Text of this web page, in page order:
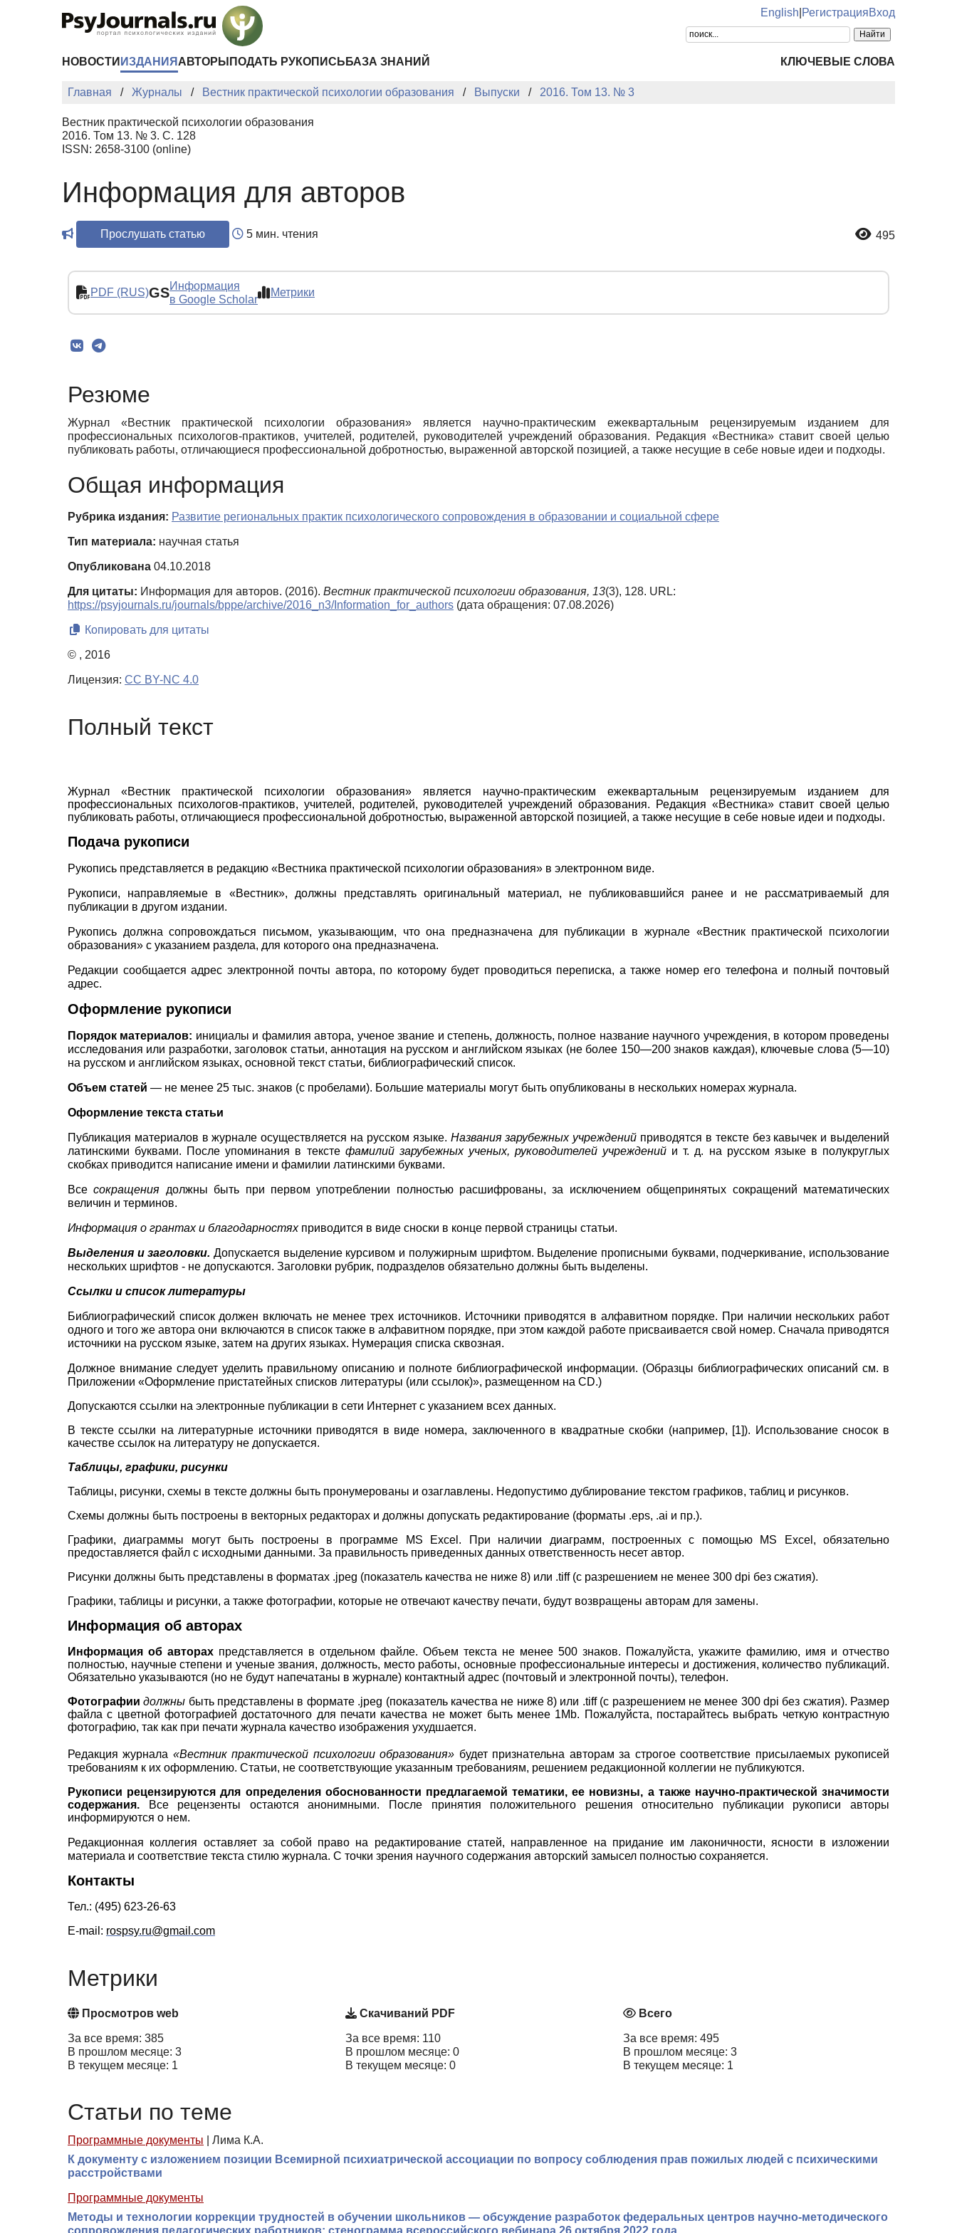
English РегистрацияВход
НОВОСТИ ИЗДАНИЯ АВТОРЫ ПОДАТЬ РУКОПИСЬ БАЗА ЗНАНИЙ КЛЮЧЕВЫЕ СЛОВА
Главная Журналы Вестник практической психологии образования Выпуски 2016. Том 13. № 3
Вестник практической психологии образования
2016. Том 13. № 3. С. 128
ISSN: 2658-3100 (online)
Информация для авторов
Прослушать статью 5 мин. чтения 495
PDF (RUS)GSИнформация
в Google Scholar
Метрики
Резюме
Журнал «Вестник практической психологии образования» является научно-практическим ежеквартальным рецензируемым изданием для
профессиональных психологов-практиков, учителей, родителей, руководителей учреждений образования. Редакция «Вестника» ставит своей целью
публиковать работы, отличающиеся профессиональной добротностью, выраженной авторской позицией, а также несущие в себе новые идеи и подходы.
Общая информация
Рубрика издания: Развитие региональных практик психологического сопровождения в образовании и социальной сфере
Тип материала: научная статья
Опубликована 04.10.2018
Для цитаты: Информация для авторов. (2016). Вестник практической психологии образования, 13(3), 128. URL:
https://psyjournals.ru/journals/bppe/archive/2016_n3/Information_for_authors (дата обращения: 07.08.2026)
Копировать для цитаты
© , 2016
Лицензия: CC BY-NC 4.0
Полный текст
Журнал «Вестник практической психологии образования» является научно-практическим ежеквартальным рецензируемым изданием для
профессиональных психологов-практиков, учителей, родителей, руководителей учреждений образования. Редакция «Вестника» ставит своей целью
публиковать работы, отличающиеся профессиональной добротностью, выраженной авторской позицией, а также несущие в себе новые идеи и подходы.
Подача рукописи
Рукопись представляется в редакцию «Вестника практической психологии образования» в электронном виде.
Рукописи, направляемые в «Вестник», должны представлять оригинальный материал, не публиковавшийся ранее и не рассматриваемый для
публикации в другом издании.
Рукопись должна сопровождаться письмом, указывающим, что она предназначена для публикации в журнале «Вестник практической психологии
образования» с указанием раздела, для которого она предназначена.
Редакции сообщается адрес электронной почты автора, по которому будет проводиться переписка, а также номер его телефона и полный почтовый
адрес.
Оформление рукописи
Порядок материалов: инициалы и фамилия автора, ученое звание и степень, должность, полное название научного учреждения, в котором проведены
исследования или разработки, заголовок статьи, аннотация на русском и английском языках (не более 150—200знаков каждая), ключевые слова (5—10)
на русском и английском языках, основной текст статьи, библиографический список.
Объем статей — не менее 25 тыс. знаков (с пробелами). Большие материалы могут быть опубликованы в нескольких номерах журнала.
Оформление текста статьи
Публикация материалов в журнале осуществляется на русском языке. Названия зарубежных учреждений приводятся в тексте без кавычек и выделений
латинскими буквами. После упоминания в тексте фамилий зарубежных ученых, руководителей учреждений и т. д. на русском языке в полукруглых
скобках приводится написание имени и фамилии латинскими буквами.
Всесокращения должны быть при первом употреблении полностью расшифрованы, за исключением общепринятых сокращений математических
величин и терминов.
Информация о грантах и благодарностяхприводится в виде сноски в конце первой страницы статьи.
Выделения и заголовки. Допускается выделение курсивом и полужирным шрифтом. Выделение прописными буквами, подчеркивание, использование
нескольких шрифтов - не допускаются. Заголовки рубрик, подразделов обязательно должны быть выделены.
Ссылки и список литературы
Библиографический список должен включать не менее трех источников. Источники приводятся в алфавитном порядке. При наличии нескольких работ
одного и того же автора они включаются в список также в алфавитном порядке, при этом каждой работе присваивается свой номер. Сначала приводятся
источники на русском языке, затем на других языках. Нумерация списка сквозная.
Должное внимание следует уделить правильному описанию и полноте библиографической информации. (Образцы библиографических описаний см. в
Приложении «Оформление пристатейных списков литературы (или ссылок)», размещенном на CD.)
Допускаются ссылки на электронные публикации в сети Интернет с указанием всех данных.
В тексте ссылки на литературные источники приводятся в виде номера, заключенного в квадратные скобки (например, [1]). Использование сносок в
качестве ссылок на литературу не допускается.
Таблицы, графики, рисунки
Таблицы, рисунки, схемы в тексте должны быть пронумерованы и озаглавлены. Недопустимо дублирование текстом графиков, таблиц и рисунков.
Схемы должны быть построены в векторных редакторах и должны допускать редактирование (форматы .eps, .ai и пр.).
Графики, диаграммы могут быть построены в программе
MS Excel . При наличии диаграмм, построенных с помощью MS Excel,обязательно
предоставляется файл с исходными данными. За правильность приведенных данных ответственность несет автор.
Рисунки должны быть представлены в форматах .jpeg (показатель качества не ниже 8) или .tiff (с разрешением не менее 300 dpi без сжатия).
Графики, таблицы и рисунки, а также фотографии, которые не отвечают качеству печати, будут возвращены авторам для замены.
Информация об авторах
Информация об авторах представляется в отдельном файле. Объем текста не менее 500 знаков. Пожалуйста, укажите фамилию, имя и отчество
полностью, научные степени и ученые звания, должность, место работы, основные профессиональные интересы и достижения, количество публикаций.
Обязательно указываются (но не будут напечатаны в журнале) контактный адрес (почтовый и электронной почты), телефон.
Фотографиидолжны быть представлены в формате .jpeg (показатель качества не ниже 8) или .tiff (с разрешением не менее 300 dpi без сжатия). Размер
файла с цветной фотографией достаточного для печати качества не может быть менее 1Mb. Пожалуйста, постарайтесь выбрать четкую контрастную
фотографию, так как при печати журнала качество изображения ухудшается.
Редакция журнала «Вестник практической психологии образования» будет признательна авторам за строгое соответствие присылаемых рукописей
требованиям к их оформлению. Статьи, не соответствующие указанным требованиям, решением редакционной коллегии не публикуются.
Рукописи рецензируются для определения обоснованности предлагаемой тематики, ее новизны, а также научно-практической значимости
содержания.
Все рецензенты остаются анонимными. После принятия положительного решения относительно публикации рукописи авторы
информируются о нем.
Редакционная коллегия оставляет за собой право на редактирование статей, направленное на придание им лаконичности, ясности в изложении
материала и соответствие текста стилю журнала. С точки зрения научного содержания авторский замысел полностью сохраняется.
Контакты
Тел.: (495) 623-26-63
E-mail: rospsy.ru@gmail.com
Метрики
Просмотров web
За все время: 385
В прошлом месяце: 3
В текущем месяце: 1
Скачиваний PDF
За все время: 110
В прошлом месяце: 0
В текущем месяце: 0
Всего
За все время: 495
В прошлом месяце: 3
В текущем месяце: 1
Статьи по теме
Программные документы
Лима К.А.
К документу с изложением позиции Всемирной психиатрической ассоциации по вопросу соблюдения прав пожилых людей с психическими
расстройствами
Программные документы
Методы и технологии коррекции трудностей в обучении школьников — обсуждение разработок федеральных центров научно-методического
сопровождения педагогических работников: стенограмма всероссийского вебинара 26 октября 2022 года